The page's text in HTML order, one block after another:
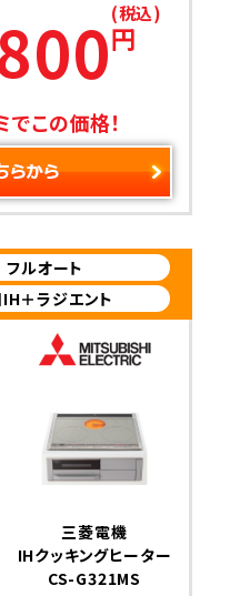
円
(税込)
この価格！
フルオート
＋ラジエント
三菱電機
IHクッキングヒーター
CS-G321MS